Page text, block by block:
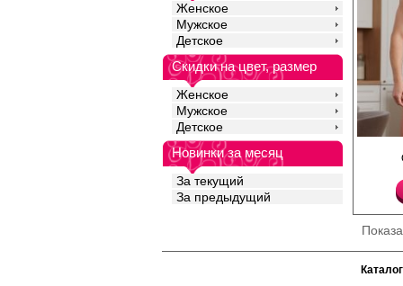
Женское
Мужское
Детское
Скидки на цвет, размер
Женское
Мужское
Детское
Новинки за месяц
За текущий
За предыдущий
Трусы боксеры
натурального хлопка
эластана,
качество одежды,
облегание фигуры.
посадку, мягкую и
резинку по талии с
профилированный
полностью
движения и
Каталог